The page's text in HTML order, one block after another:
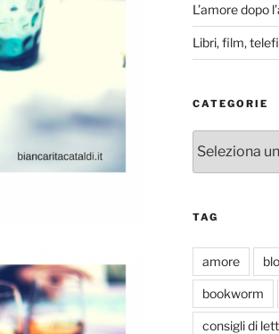
L’amore dopo
Libri, film,
CATEGORIE
TAG
amore
bookworm
consigli di